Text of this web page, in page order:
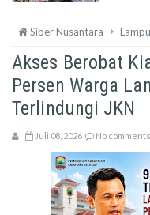
Siber Nusantara
Akses Berobat
Persen Warga
Terlindungi JKN
Juli 08, 2026 No comments